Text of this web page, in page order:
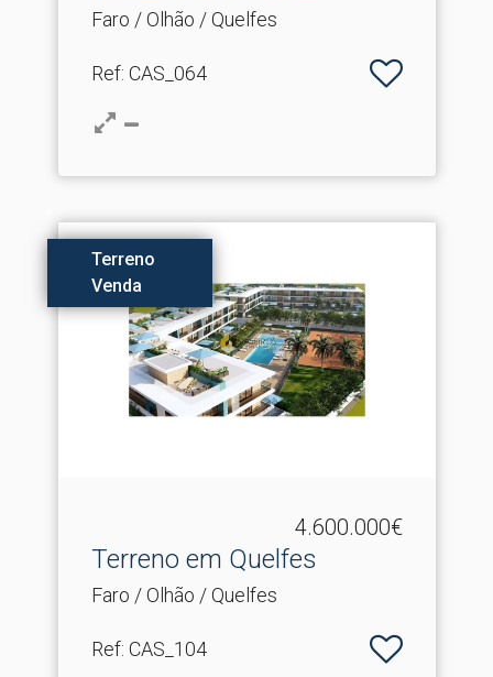
Faro / Olhão / Quelfes
Ref: CAS_064
Terreno
Venda
4.600.000€
Terreno em Quelfes
Faro / Olhão / Quelfes
Ref: CAS_104